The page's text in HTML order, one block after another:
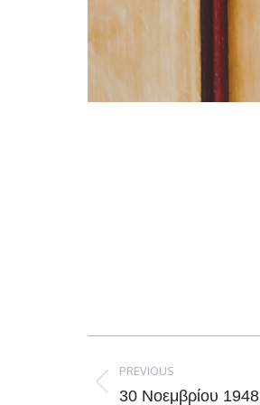
navigation
PREVIOUS
Previous
30 Νοεμβρίου 1948